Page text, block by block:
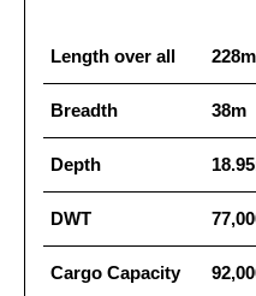
Length over all 228m
Breadth 38m
Depth
DWT
Cargo Capacity